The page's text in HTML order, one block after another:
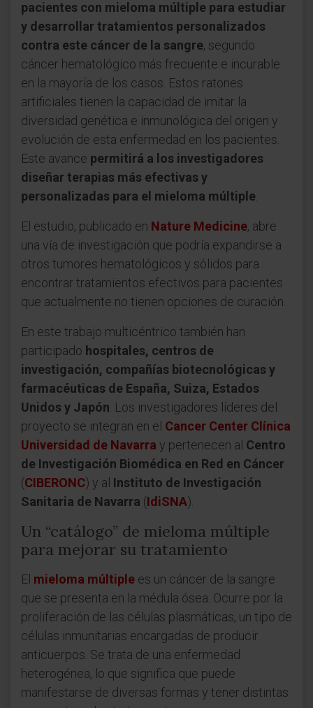
pacientes con mieloma múltiple para estudiar
y desarrollar tratamientos personalizados
contra este cáncer de la sangre, segundo
cáncer hematológico más frecuente e incurable
en la mayoría de los casos. Estos ratones
artificiales tienen la capacidad de imitar la
diversidad genética e inmunológica del origen y
evolución de esta enfermedad en los pacientes.
Este avance permitirá a los investigadores
diseñar terapias más efectivas y
personalizadas para el mieloma múltiple.
El estudio, publicado en Nature Medicine, abre
una vía de investigación que podría expandirse a
otros tumores hematológicos y sólidos para
encontrar tratamientos efectivos para pacientes
que actualmente no tienen opciones de curación.
En este trabajo multicéntrico también han
participado hospitales, centros de
investigación, compañías biotecnológicas y
farmacéuticas de España, Suiza, Estados
Unidos y Japón. Los investigadores líderes del
proyecto se integran en el Cancer Center Clínica
Universidad de Navarra y pertenecen al Centro
de Investigación Biomédica en Red en Cáncer
(CIBERONC) y al Instituto de Investigación
Sanitaria de Navarra (IdiSNA).
Un “catálogo” de mieloma múltiple
para mejorar su tratamiento
El mieloma múltiple es un cáncer de la sangre
que se presenta en la médula ósea. Ocurre por la
proliferación de las células plasmáticas, un tipo de
células inmunitarias encargadas de producir
anticuerpos. Se trata de una enfermedad
heterogénea, lo que significa que puede
manifestarse de diversas formas y tener distintas